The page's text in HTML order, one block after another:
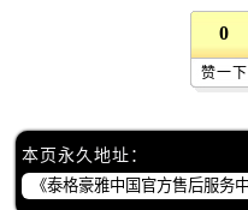
0
赞一下
本页永久地址：